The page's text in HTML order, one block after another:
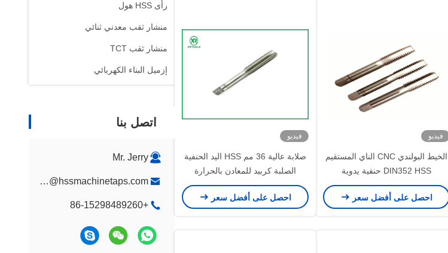
رأى HSS هول
منشار ثقب معدني ثنائي
منشار ثقب TCT
إزميل البناء الكهربائي
اتصل بنا
Mr. Jerry
jerry@hssmachinetaps.com
+86-15298489260
فيديو
الخيط البولندي CNC الناي المستقيم
DIN352 HSS حنفية يدوية
احصل على أفضل سعر
فيديو
صلابة عالية 36 مم HSS اليد الحنفية
الصلبة كربيد للمعادن بالحرارة
احصل على أفضل سعر